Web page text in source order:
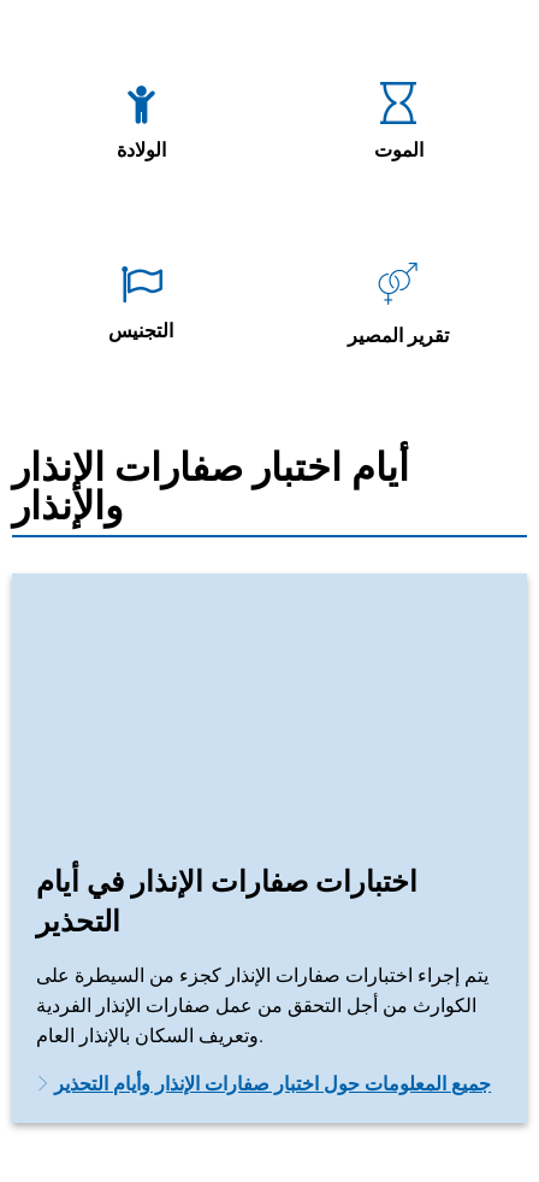
الولادة الموت
التجنيس تقرير المصير
أيام اختبار صفارات الإنذار
والإنذار
اختبارات صفارات الإنذار في أيام
التحذير
يتم إجراء اختبارات صفارات الإنذار كجزء من السيطرة على
الكوارث من أجل التحقق من عمل صفارات الإنذار الفردية
وتعريف السكان بالإنذار العام.
جميع المعلومات حول اختبار صفارات الإنذار وأيام التحذير